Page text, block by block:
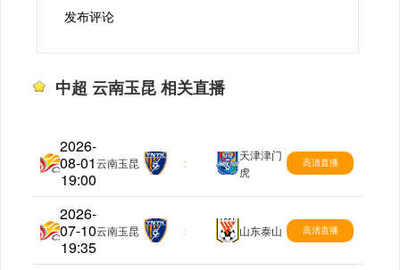
发布评论
中超 云南玉昆 相关直播
2026-
08-01
19:00
中超
云南玉昆 :
天津津门
虎
高清直播
2026-
07-10
19:35
中超
云南玉昆 : 山东泰山 高清直播